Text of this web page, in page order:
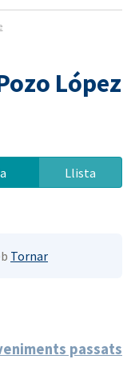
López
Llista
Tornar
passats